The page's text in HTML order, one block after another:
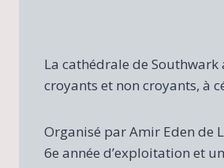
La cathédrale de
croyants et non croyants, à
Organisé par Amir Eden de
6e année d’exploitation et